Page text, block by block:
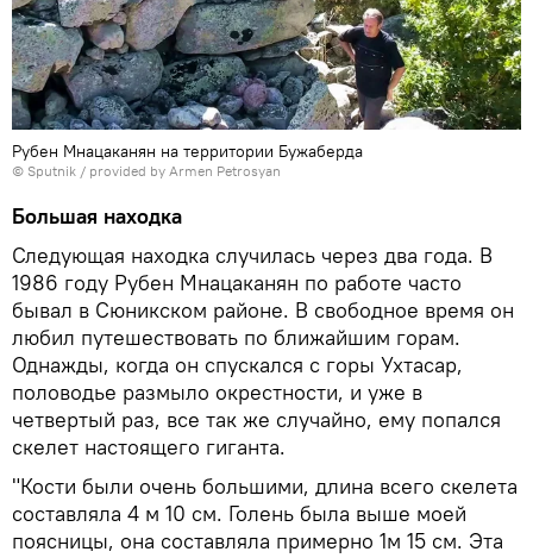
Рубен Мнацаканян на территории Бужабердa
© Sputnik / provided by Armen Petrosyan
Большая находка
Следующая находка случилась через два года. В
1986 году Рубен Мнацаканян по работе часто
бывал в Сюникском районе. В свободное время он
любил путешествовать по ближайшим горам.
Однажды, когда он спускался с горы Ухтасар,
половодье размыло окрестности, и уже в
четвертый раз, все так же случайно, ему попался
скелет настоящего гиганта.
"Кости были очень большими, длина всего скелета
составляла 4 м 10 см. Голень была выше моей
поясницы, она составляла примерно 1м 15 см. Эта